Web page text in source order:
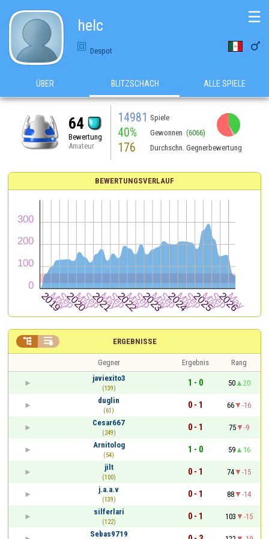
helc
Despot 
☰
ÜBER BLITZSCHACH ALLE SPIELE
64
Bewertung
Amateur
14981 Spiele
40% Gewonnen (6066)
176 Durchschn. Gegnerbewertung
BEWERTUNGSVERLAUF
ERGEBNISSE
 
Gegner Ergebnis
Rang
javiexito3
(139)
1 - 0 50
20
duglin
(61)
0 - 1 66
-16
Cesar667
(249)
0 - 1 75
-9
Arnitolog
(54)
1 - 0 59
16
jilt
(100)
0 - 1 74
-15
j.a.a.v
(139)
0 - 1 88
-14
silferlari
(122)
0 - 1 103
-15
Sebas9719